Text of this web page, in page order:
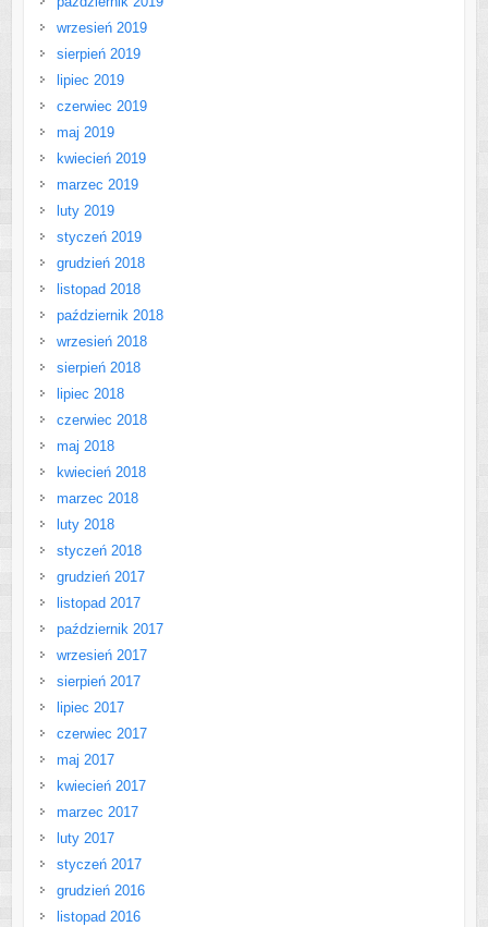
wrzesień 2019
sierpień 2019
lipiec 2019
czerwiec 2019
maj 2019
kwiecień 2019
marzec 2019
luty 2019
styczeń 2019
grudzień 2018
listopad 2018
październik 2018
wrzesień 2018
sierpień 2018
lipiec 2018
czerwiec 2018
maj 2018
kwiecień 2018
marzec 2018
luty 2018
styczeń 2018
grudzień 2017
listopad 2017
październik 2017
wrzesień 2017
sierpień 2017
lipiec 2017
czerwiec 2017
maj 2017
kwiecień 2017
marzec 2017
luty 2017
styczeń 2017
grudzień 2016
listopad 2016